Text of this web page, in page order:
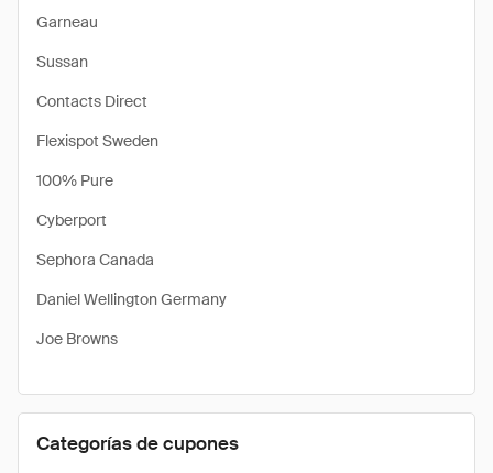
Garneau
Sussan
Contacts Direct
Flexispot Sweden
100% Pure
Cyberport
Sephora Canada
Daniel Wellington Germany
Joe Browns
Categorías de cupones